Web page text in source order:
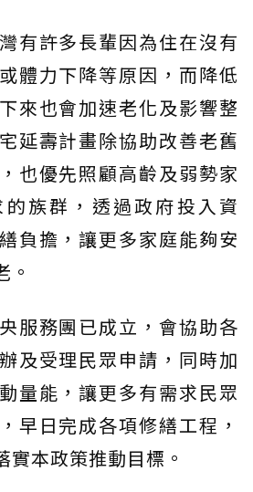
有許多長輩因為住在沒有
體力下降等原因，而降低
來也會加速老化及影響整
延壽計畫除協助改善老舊
也優先照顧高齡及弱勢家
族群，透過政府投入資
負擔，讓更多家庭能夠安
。
服務團已成立，會協助各
及受理民眾申請，同時加
量能，讓更多有需求民眾
早日完成各項修繕工程，
實本政策推動目標。